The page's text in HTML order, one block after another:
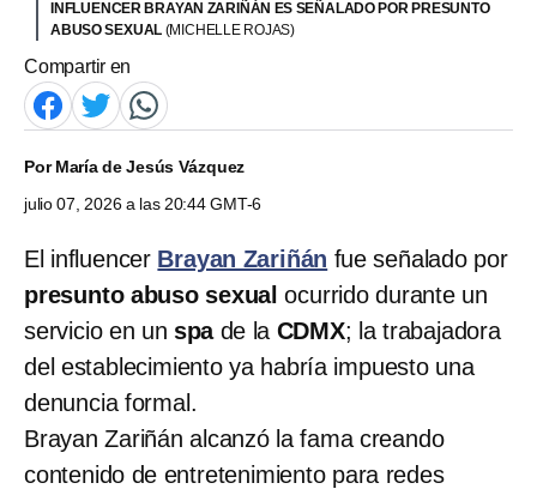
INFLUENCER BRAYAN ZARIÑÁN ES SEÑALADO POR PRESUNTO
ABUSO SEXUAL (MICHELLE ROJAS)
Compartir en
PorMaría de Jesús Vázquez
julio 07, 2026 a las 20:44 GMT-6
El influencer Brayan Zariñán fue señalado por
presunto abuso sexual ocurrido durante un
servicio en un spade la CDMX; la trabajadora
del establecimiento ya habría impuesto una
denuncia formal.
Brayan Zariñán alcanzó la fama creando
contenido de entretenimiento para redes